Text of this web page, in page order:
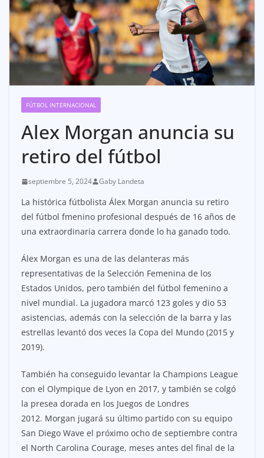
FÚTBOL INTERNACIONAL
Alex Morgan anuncia su
retiro del fútbol
septiembre 5, 2024 Gaby Landeta
La histórica fútbolista Álex Morgan anuncia su retiro
del fútbol fmenino profesional después de 16 años de
una extraordinaria carrera donde lo ha ganado todo.
Álex Morgan es una de las delanteras más
representativas de la Selección Femenina de los
Estados Unidos, pero también del fútbol femenino a
nivel mundial. La jugadora marcó 123 goles y dio 53
asistencias, además con la selección de la barra y las
estrellas levantó dos veces la Copa del Mundo (2015 y
2019).
También ha conseguido levantar la Champions League
con el Olympique de Lyon en 2017, y también se colgó
la presea dorada en los Juegos de Londres
2012. Morgan jugará su último partido con su equipo
San Diego Wave el próximo ocho de septiembre contra
el North Carolina Courage, meses antes del final de la